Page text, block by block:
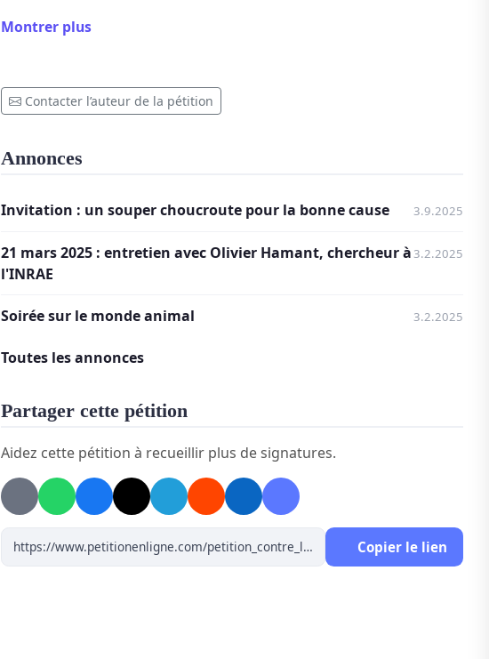
Montrer plus
Contacter l’auteur de la pétition
Annonces
Invitation : un souper choucroute pour la bonne cause 3.9.2025
21 mars 2025 : entretien avec Olivier Hamant, chercheur à
l'INRAE
3.2.2025
Soirée sur le monde animal 3.2.2025
Toutes les annonces
Partager cette pétition
Aidez cette pétition à recueillir plus de signatures.
Copier le lien